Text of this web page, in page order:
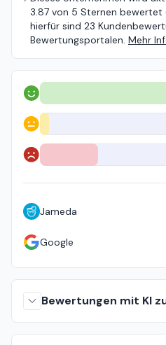
3.87 von 5 Sternen bewertet
hierfür sind 23
Bewertungsportalen. Mehr
Positiv
Neutral
Negativ
Jameda
Google
Bewertungen mit KI